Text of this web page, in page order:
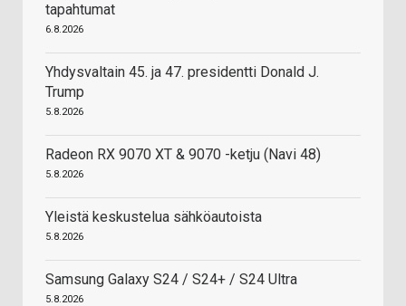
tapahtumat
6.8.2026
Yhdysvaltain 45. ja 47. presidentti Donald J.
Trump
5.8.2026
Radeon RX 9070 XT & 9070 -ketju (Navi 48)
5.8.2026
Yleistä keskustelua sähköautoista
5.8.2026
Samsung Galaxy S24 / S24+ / S24 Ultra
5.8.2026